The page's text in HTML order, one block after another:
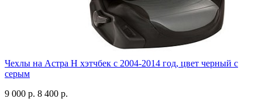
Чехлы на Астра H хэтчбек с 2004-2014 год, цвет черный с
серым
9 000 р. 8 400 р.